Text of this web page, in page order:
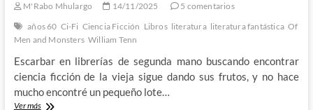
M'Rabo Mhulargo 14/11/2025
5 comentarios
años 60 Ci-Fi Ciencia Ficción Libros literatura literatura fantástica Of
Men and Monsters William Tenn
Escarbar en librerías de segunda mano buscando encontrar
ciencia ficción de la vieja sigue dando sus frutos, y no hace
mucho encontré un pequeño lote…
Ver másLa